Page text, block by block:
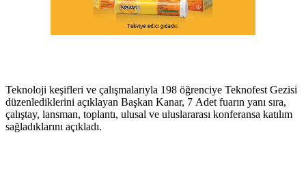
Teknoloji keşifleri ve çalışmalarıyla 198 öğrenciye Teknofest Gezisi
düzenlediklerini açıklayan Başkan Kanar, 7 Adet fuarın yanı sıra,
çalıştay, lansman, toplantı, ulusal ve uluslararası konferansa katılım
sağladıklarını açıkladı.